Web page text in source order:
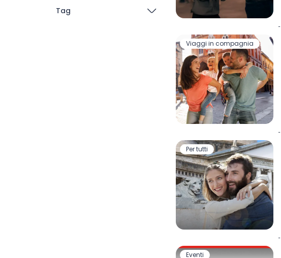
Tag
Viaggi in compagnia
Per tutti
Eventi